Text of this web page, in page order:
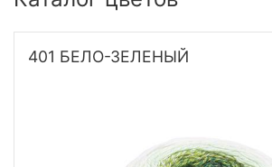
401 БЕЛО-ЗЕЛЕНЫЙ